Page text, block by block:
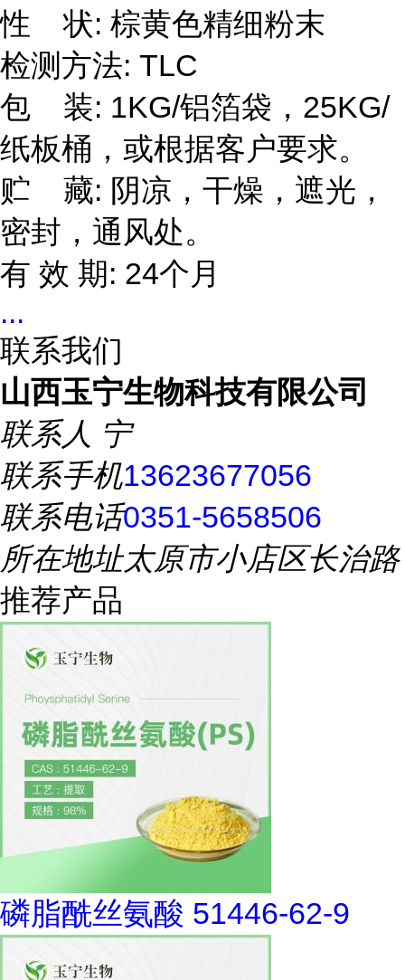
性 状: 棕黄色精细粉末
检测方法: TLC
包 装: 1KG/铝箔袋，25KG/
纸板桶，或根据客户要求。
贮 藏: 阴凉，干燥，遮光，
密封，通风处。
有 效 期: 24个月
...
联系我们
山西玉宁生物科技有限公司
联系人 宁
联系手机13623677056
联系电话0351-5658506
所在地址太原市小店区长治路
推荐产品
磷脂酰丝氨酸 51446-62-9